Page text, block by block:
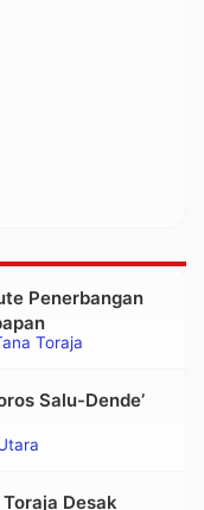
Toraja
Penerbangan
Salu-Dende’
Desak